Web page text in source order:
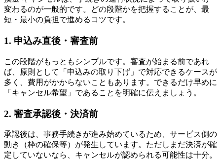
変わるのが一般的です。どの段階かを把握することが、最
短・最小の負担で進めるコツです。
1. 申込み直後・審査前
この段階がもっともシンプルです。審査が始まる前であれ
ば、原則として「申込みの取り下げ」で対応できるケースが
多く、費用がかからないこともあります。できるだけ早めに
「キャンセル希望」であることを明確に伝えましょう。
2. 審査承認後・決済前
承認後は、事務手続きが進み始めているため、サービス側の
動き（枠の確保等）が発生しています。ただしまだ決済が確
定していないなら、キャンセルが認められる可能性は十分。